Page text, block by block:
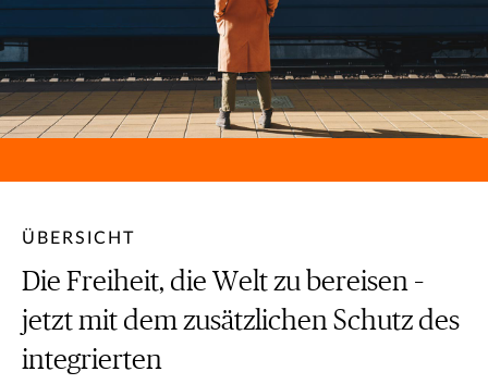
ÜBERSICHT
Die Freiheit, die Welt zu bereisen –
jetzt mit dem zusätzlichen Schutz des
integrierten